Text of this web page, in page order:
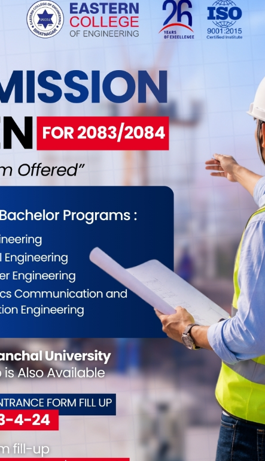
0 0 0
लिमिटेडदेखि नेपाल
सकारात्मक
देखिन थालेको प्रधानमन्त्री
दाबी
गिरी विरुद्ध अनुसन्धान गर्न
अदालतबाट चार
दिनको म्याद
थप, कारागारबाटै पेट्रोलपम्प
कब्जा